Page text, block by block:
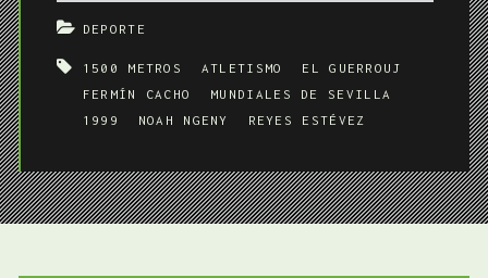
DEPORTE
1500 METROS ATLETISMO
EL GUERROUJ
FERMÍN CACHO
MUNDIALES DE SEVILLA
1999
NOAH NGENY REYES ESTÉVEZ